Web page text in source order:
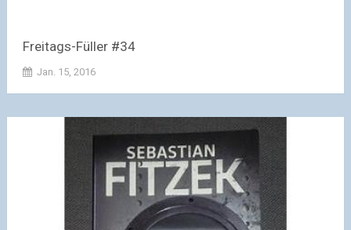
Freitags-Füller #34
Jan. 15, 2016